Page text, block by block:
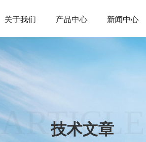
关于我们 产品中心 新闻中心
ARTICLES
技术文章